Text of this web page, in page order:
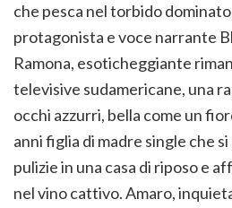
che pesca nel torbido
protagonista e voce narrante
Ramona, esoticheggiante
televisive sudamericane, una
occhi azzurri, bella come un
anni figlia di madre single che
pulizie in una casa di riposo e
nel vino cattivo. Amaro,